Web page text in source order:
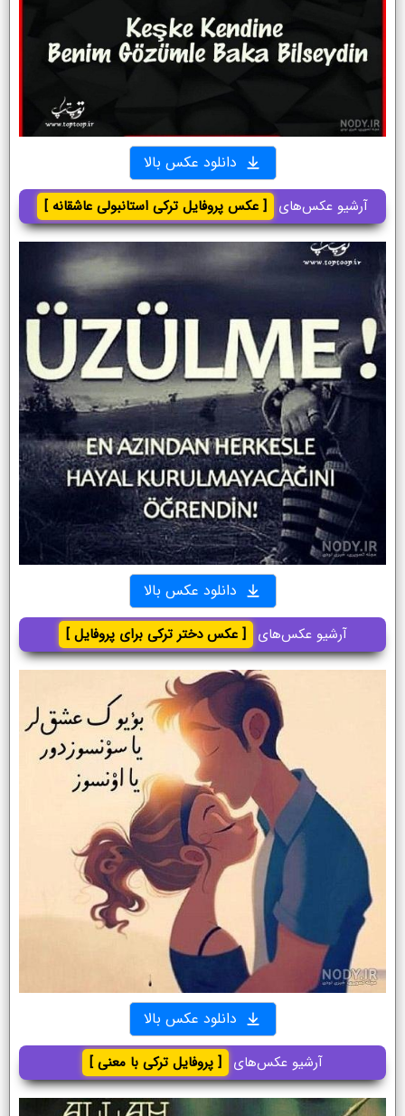
دانلود عکس بالا
آرشیو عکس‌های [ عکس پروفایل ترکی استانبولی عاشقانه ]
دانلود عکس بالا
آرشیو عکس‌های [ عکس دختر ترکی برای پروفایل ]
دانلود عکس بالا
آرشیو عکس‌های [ پروفایل ترکی با معنی ]